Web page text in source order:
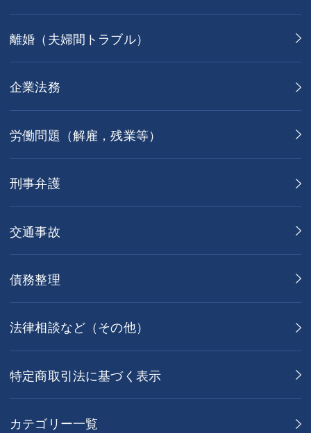
離婚（夫婦間トラブル）
企業法務
労働問題（解雇，残業等）
刑事弁護
交通事故
債務整理
法律相談など（その他）
特定商取引法に基づく表示
カテゴリー一覧